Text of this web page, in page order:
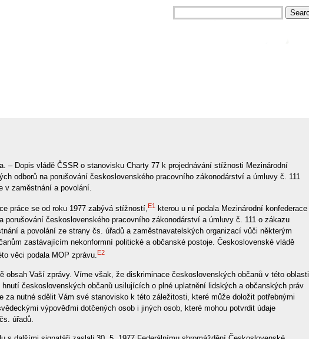
– Dopis vládě ČSSR o stanovisku Charty 77 k projednávání stížnosti Mezinárodní
odborů na porušování československého pracovního zákonodárství a úmluvy č. 111
v zaměstnání a povolání.
práce se od roku 1977 zabývá stížností,E1
kterou u ní podala Mezinárodní konfederace
porušování československého pracovního zákonodárství a úmluvy č. 111 o zákazu
a povolání ze strany čs. úřadů a zaměstnavatelských organizací vůči některým
zastávajícím nekonformní politické a občanské postoje. Československé vládě
věci podala MOP zprávu. E2
obsah Vaší zprávy. Víme však, že diskriminace československých občanů v této oblasti
hnutí československých občanů usilujících o plné uplatnění lidských a občanských práv
za nutné sdělit Vám své stanovisko k této záležitosti, které může doložit potřebnými
výpověďmi dotčených osob i jiných osob, které mohou potvrdit údaje
úřadů.